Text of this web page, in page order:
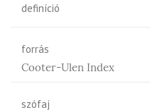
definíció
forrás
Cooter-Ulen Index
szófaj